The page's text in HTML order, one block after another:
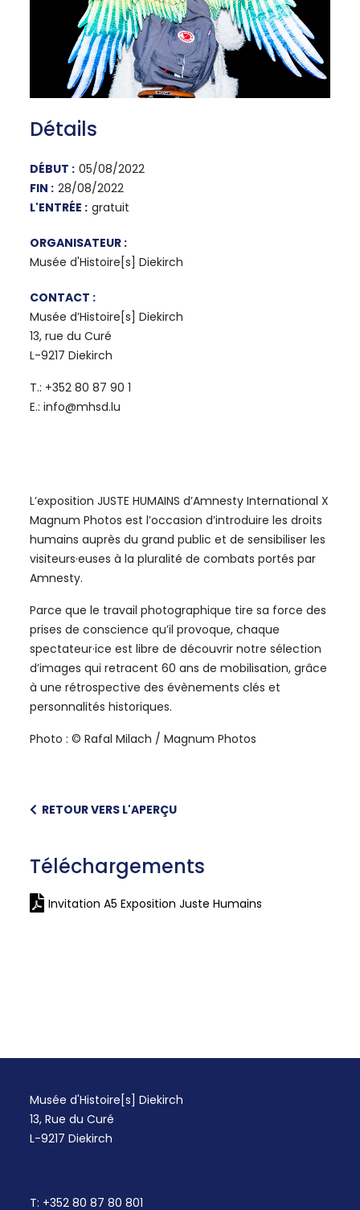
Détails
DÉBUT : 05/08/2022
FIN : 28/08/2022
L'ENTRÉE : gratuit
ORGANISATEUR :
Musée d'Histoire[s] Diekirch
CONTACT :
Musée d’Histoire[s] Diekirch
13, rue du Curé
L-9217 Diekirch
T.: +352 80 87 90 1
E.: info@mhsd.lu
L’exposition JUSTE HUMAINS d’Amnesty International X
Magnum Photos est l’occasion d’introduire les droits
humains auprès du grand public et de sensibiliser les
visiteurs·euses à la pluralité de combats portés par
Amnesty.
Parce que le travail photographique tire sa force des
prises de conscience qu’il provoque, chaque
spectateur·ice est libre de découvrir notre sélection
d’images qui retracent 60 ans de mobilisation, grâce
à une rétrospective des évènements clés et
personnalités historiques.
Photo : © Rafal Milach / Magnum Photos
RETOUR VERS L'APERÇU
Téléchargements
Invitation A5 Exposition Juste Humains
Musée d'Histoire[s] Diekirch
13, Rue du Curé
L-9217 Diekirch
T: +352 80 87 80 801